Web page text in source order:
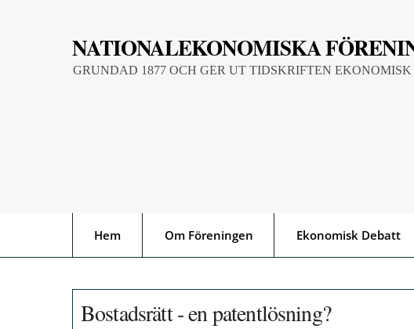
NATIONALEKONOMISKA
GRUNDAD 1877 OCH GER UT TIDSKRIFTEN
Hem Om Föreningen Ekonomisk Debatt
Bostadsrätt - en patentlösning?